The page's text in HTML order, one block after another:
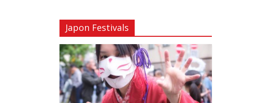
Japon Festivals